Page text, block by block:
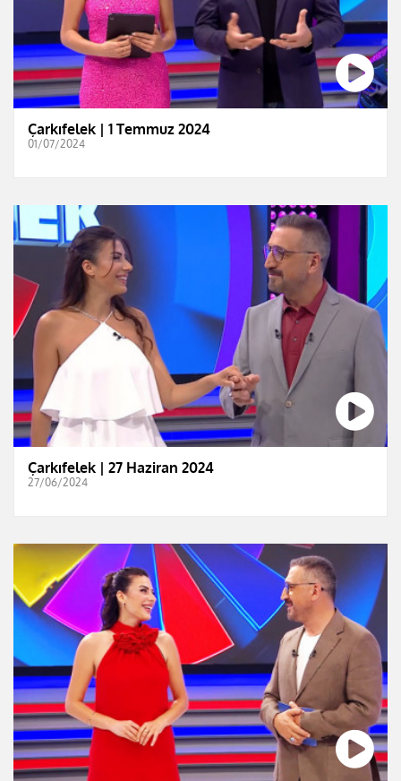
Çarkıfelek | 1 Temmuz 2024
01/07/2024
Çarkıfelek | 27 Haziran 2024
27/06/2024